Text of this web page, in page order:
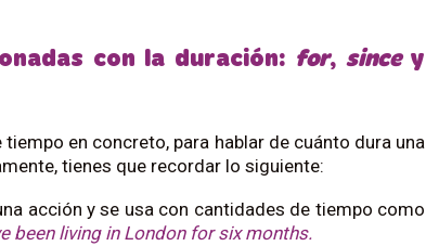
con la duración: for, sincey
en concreto, para hablar de cuánto dura una
tienes que recordar lo siguiente:
acción y se usa con cantidades de tiempo como
been living in London for six months.